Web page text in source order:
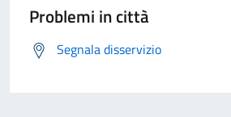
Problemi in città
Segnala disservizio